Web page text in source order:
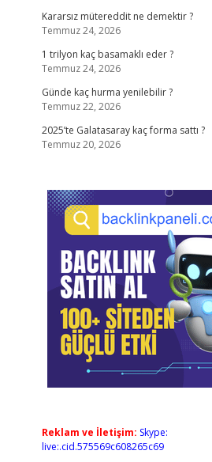
Kararsız mütereddit ne demektir ?
Temmuz 24, 2026
1 trilyon kaç basamaklı eder ?
Temmuz 24, 2026
Günde kaç hurma yenilebilir ?
Temmuz 22, 2026
2025’te Galatasaray kaç forma sattı ?
Temmuz 20, 2026
Reklam ve İletişim: Skype:
live:.cid.575569c608265c69